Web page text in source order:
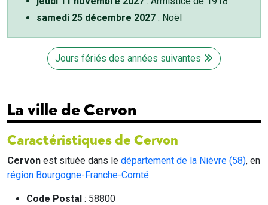
samedi 25 décembre 2027 : Noël
Jours fériés des années suivantes
La ville de Cervon
Caractéristiques de Cervon
Cervon est située dans le département de la Nièvre (58), en
région Bourgogne-Franche-Comté.
Code Postal : 58800